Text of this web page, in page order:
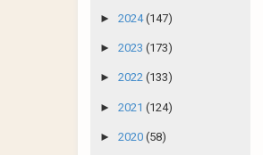
► 2024(147)
► 2023 (173)
► 2022 (133)
► 2021 (124)
► 2020 (58)